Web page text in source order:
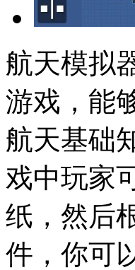
航天模拟
游戏，能
航天基础
戏中玩家
纸，然后
件，你可